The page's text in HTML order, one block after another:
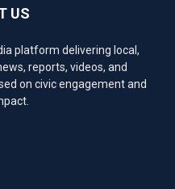
US
platform delivering local,
reports, videos, and
on civic engagement and